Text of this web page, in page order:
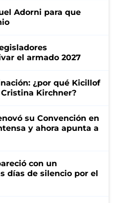
Adorni para que
el armado 2027
¿por qué Kicillof
Kirchner?
su Convención en
y ahora apunta a
con un
días de silencio por el